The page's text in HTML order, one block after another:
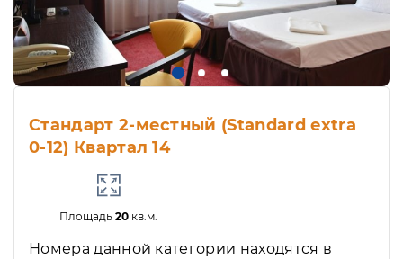
Стандарт 2-местный (Standard extra
0-12) Квартал 14
Площадь20 кв.м.
Номера данной категории находятся в